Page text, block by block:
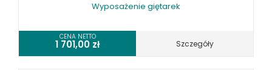
WYPOSAŻENIE WALCAREK
WYPOSAŻENIE WIERTAREK DO METALU
WYPOSAŻENIE WYKRAWAREK
Wyposażenie giętarek
CENA NETTO
1 701,00 zł Szczegóły